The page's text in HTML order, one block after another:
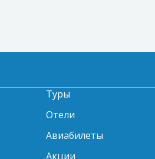
Туры
Отели
Авиабилеты
Акции